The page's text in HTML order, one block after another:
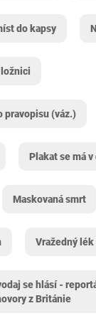
do kapsy
ložnici
pravopisu (váz.)
Plakat se má v
Maskovaná smrt
Vražedný lék
se hlásí -
z Británie